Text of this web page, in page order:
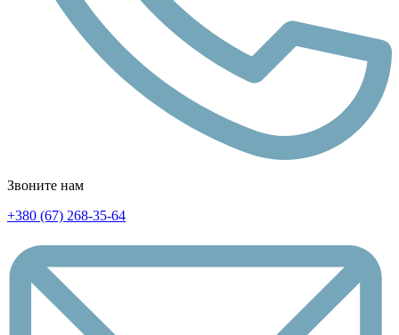
Звоните нам
+380 (67) 268-35-64